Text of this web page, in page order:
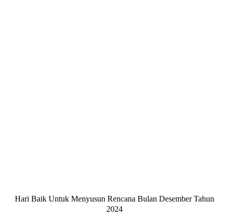
Hari Baik Untuk Menyusun Rencana Bulan Desember Tahun
2024